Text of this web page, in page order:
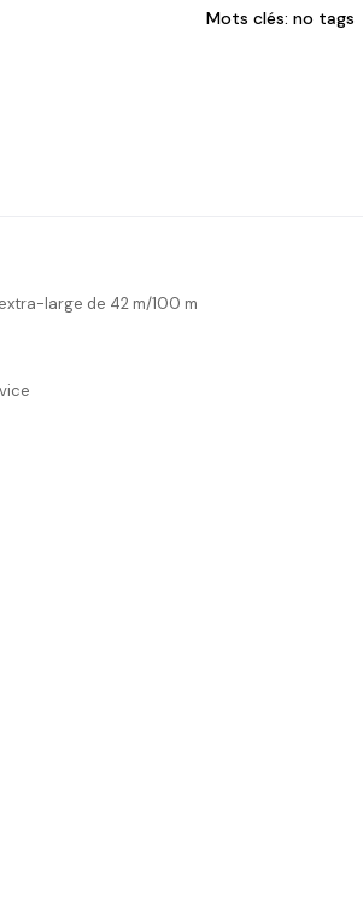
Mots clés: no tags
large de 42 m/100 m